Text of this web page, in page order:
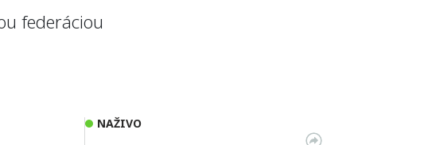
federáciou
NAŽIVO